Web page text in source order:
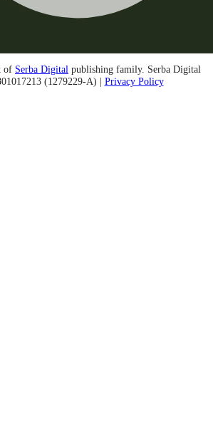
of Serba Digital publishing family. Serba Digital
(1279229-A) | Privacy Policy